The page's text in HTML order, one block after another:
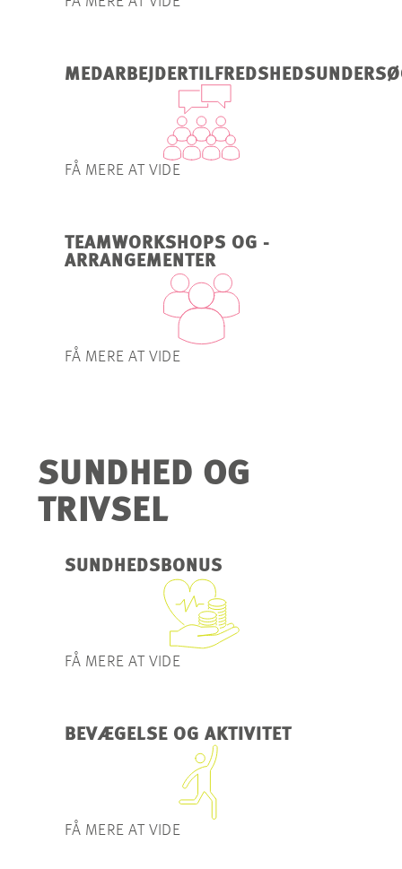
FÅ MERE AT VIDE
TEAMWORKSHOPS OG -
ARRANGEMENTER
FÅ MERE AT VIDE
SUNDHED OG
TRIVSEL
SUNDHEDSBONUS
FÅ MERE AT VIDE
BEVÆGELSE OG AKTIVITET
FÅ MERE AT VIDE